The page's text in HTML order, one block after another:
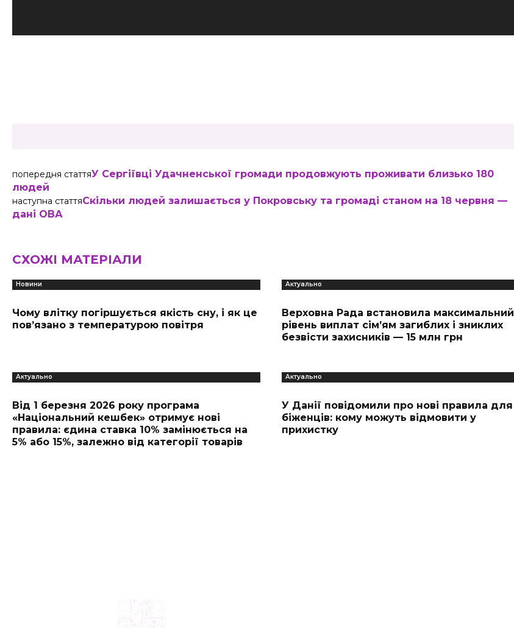
попередня статтяУ Сергіївці Удачненської громади продовжують проживати близько 180
людей
наступна статтяСкільки людей залишається у Покровську та громаді станом на 18 червня —
дані ОВА
СХОЖІ МАТЕРІАЛИ
Новини
Чому влітку погіршується якість сну, і як це
пов’язано з температурою повітря
Актуально
Верховна Рада встановила максимальний
рівень виплат сім’ям загиблих і зниклих
безвісти захисників — 15 млн грн
Актуально
Від 1 березня 2026 року програма
«Національний кешбек» отримує нові
правила: єдина ставка 10% замінюється на
5% або 15%, залежно від категорії товарів
Актуально
У Данії повідомили про нові правила для
біженців: кому можуть відмовити у
прихистку